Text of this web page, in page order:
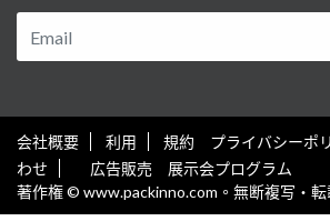
会社概要 利用 規約 プライバシーポ
わせ
広告販売 展示会プログラム
著作権 © www.packinno.com。無断複写・転